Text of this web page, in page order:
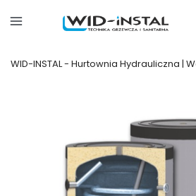
WID-INSTAL - Hurtownia Hydrauliczna |